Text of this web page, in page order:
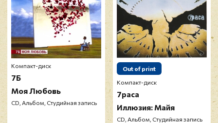
Компакт-диск
7Б
Моя Любовь
CD, Альбом, Студийная запись
Out of print
Компакт-диск
7раса
Иллюзия: Майя
CD, Альбом, Студийная запись